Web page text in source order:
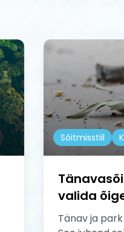
Sõitmisstiil
valida
seadistus
Tänav ja